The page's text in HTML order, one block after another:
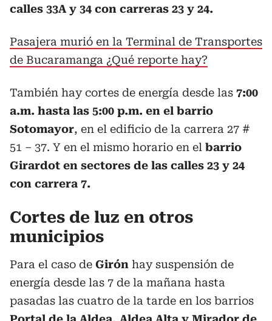
calles 33A y 34 con carreras 23 y 24.
Pasajera murió en la Terminal de Transportes
de Bucaramanga ¿Qué reporte hay?
También hay cortes de energía desde las 7:00
a.m. hasta las 5:00 p.m. en el barrio
Sotomayor, en el edificio de la carrera 27 #
51 – 37. Y en el mismo horario en el barrio
Girardot en sectores de las calles 23 y 24
con carrera 7.
Cortes de luz en otros
municipios
Para el caso de Girón hay suspensión de
energía desde las 7 de la mañana hasta
pasadas las cuatro de la tarde en los barrios